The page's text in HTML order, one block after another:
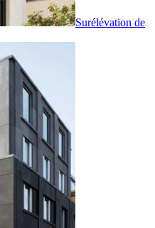
Surélévation de